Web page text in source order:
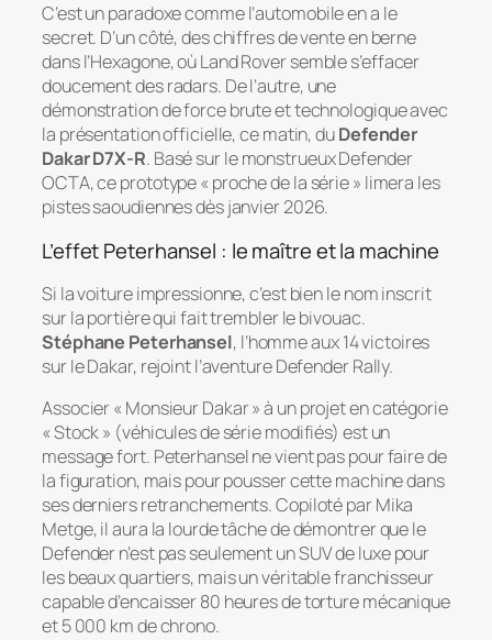
C’est un paradoxe comme l’automobile en a le
secret. D’un côté, des chiffres de vente en berne
dans l’Hexagone, où Land Rover semble s’effacer
doucement des radars. De l’autre, une
démonstration de force brute et technologique avec
la présentation officielle, ce matin, duDefender
Dakar D7X-R. Basé sur le monstrueux Defender
OCTA, ce prototype « proche de la série » limera les
pistes saoudiennes dès janvier 2026.
L’effet Peterhansel : le maître et la machine
Si la voiture impressionne, c’est bien le nom inscrit
sur la portière qui fait trembler le bivouac.
Stéphane Peterhansel, l’homme aux 14 victoires
sur le Dakar, rejoint l’aventure Defender Rally.
Associer « Monsieur Dakar » à un projet en catégorie
« Stock » (véhicules de série modifiés) est un
message fort. Peterhansel ne vient pas pour faire de
la figuration, mais pour pousser cette machine dans
ses derniers retranchements. Copiloté par Mika
Metge, il aura la lourde tâche de démontrer que le
Defender n’est pas seulement un SUV de luxe pour
les beaux quartiers, mais un véritable franchisseur
capable d’encaisser 80 heures de torture mécanique
et 5 000 km de chrono.